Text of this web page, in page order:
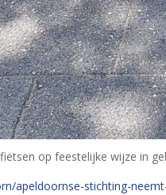
op feestelijke wijze in
apeldoornse-stichting-